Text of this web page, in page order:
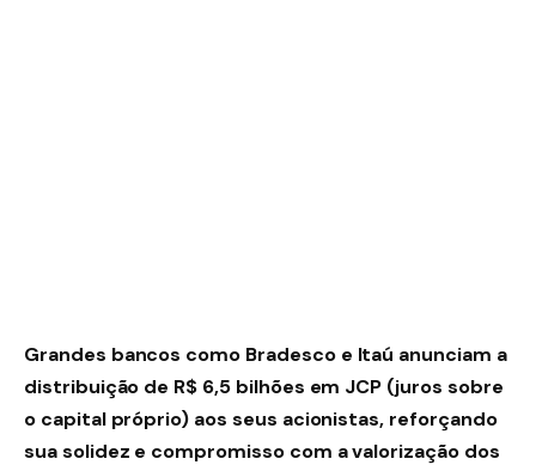
Grandes bancos como Bradesco e Itaú anunciam a
distribuição de R$ 6,5 bilhões em JCP (juros sobre
o capital próprio) aos seus acionistas, reforçando
sua solidez e compromisso com a valorização dos